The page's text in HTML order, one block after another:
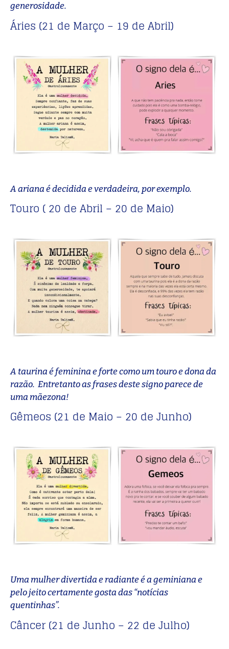
generosidade.
Áries (21 de Março – 19 de Abril)
A ariana é decidida e verdadeira, por exemplo.
Touro ( 20 de Abril – 20 de Maio)
A taurina é feminina e forte como um touro e dona da
razão. Entretanto as frases deste signo parece de
uma mãezona!
Gêmeos (21 de Maio – 20 de Junho)
Uma mulher divertida e radiante é a geminiana e
pelo jeito certamente gosta das “notícias
quentinhas”.
Câncer (21 de Junho – 22 de Julho)